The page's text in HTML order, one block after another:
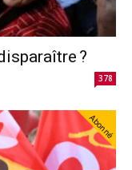
?
378
Abonné